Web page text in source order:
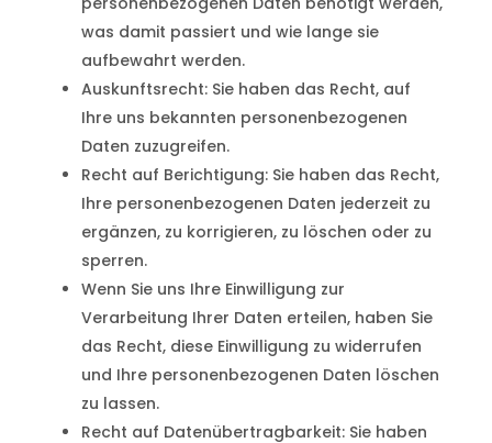
was damit passiert und wie lange sie
aufbewahrt werden.
Auskunftsrecht: Sie haben das Recht, auf
Ihre uns bekannten personenbezogenen
Daten zuzugreifen.
Recht auf Berichtigung: Sie haben das Recht,
Ihre personenbezogenen Daten jederzeit zu
ergänzen, zu korrigieren, zu löschen oder zu
sperren.
Wenn Sie uns Ihre Einwilligung zur
Verarbeitung Ihrer Daten erteilen, haben Sie
das Recht, diese Einwilligung zu widerrufen
und Ihre personenbezogenen Daten löschen
zu lassen.
Recht auf Datenübertragbarkeit: Sie haben